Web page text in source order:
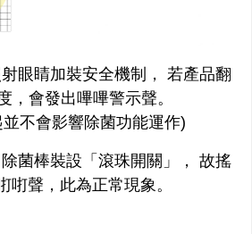
眼睛加裝安全機制， 若產品翻
，會發出嗶嗶警示聲。
不會影響除菌功能運作)
菌棒裝設「滾珠開關」， 故搖
咑聲，此為正常現象。